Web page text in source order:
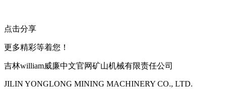
点击分享
更多精彩等着您！
吉林william威廉中文官网矿山机械有限责任公司
JILIN YONGLONG MINING MACHINERY CO., LTD.